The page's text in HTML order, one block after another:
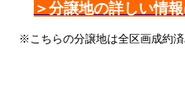
＞分譲地の詳しい情
※こちらの分譲地は全区画成約済